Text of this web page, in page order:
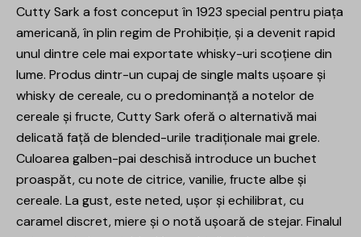
Cutty Sark a fost conceput în 1923 special pentru piața
americană, în plin regim de Prohibiție, și a devenit rapid
unul dintre cele mai exportate whisky-uri scoțiene din
lume. Produs dintr-un cupaj de single malts ușoare și
whisky de cereale, cu o predominanță a notelor de
cereale și fructe, Cutty Sark oferă o alternativă mai
delicată față de blended-urile tradiționale mai grele.
Culoarea galben-pai deschisă introduce un buchet
proaspăt, cu note de citrice, vanilie, fructe albe și
cereale. La gust, este neted, ușor și echilibrat, cu
caramel discret, miere și o notă ușoară de stejar. Finalul